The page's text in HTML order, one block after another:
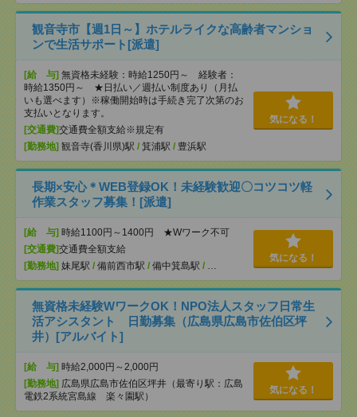
観音寺市【週1日～】ホテルライクな高齢者マンショ
ンで生活サポート[派遣]
[給 与] 無資格未経験：時給1250円～ 経験者：
時給1350円～ ★日払い／週払い制度あり（月払
いも選べます）※稼働開始時は手続き完了次第のお
支払いとなります。
[交通費]交通費全額支給※規定有
[勤務地] 観音寺(香川県)駅 / 箕浦駅 / 豊浜駅
気になる！
長期×安心＊WEB登録OK！未経験歓迎〇コツコツ軽
作業スタッフ募集！[派遣]
[給 与] 時給1100円～1400円 ★Wワーク不可
[交通費]交通費全額支給
[勤務地] 妹尾駅 / 備前西市駅 / 備中箕島駅 / …
気になる！
無資格未経験WワークOK！NPO法人スタッフ日常生
活アシスタント 日勤募集（広島県広島市佐伯区坪
井）[アルバイト]
[給 与] 時給2,000円～2,000円
[勤務地] 広島県広島市佐伯区坪井（最寄り駅：広島
電鉄2系統宮島線 楽々園駅）
気になる！